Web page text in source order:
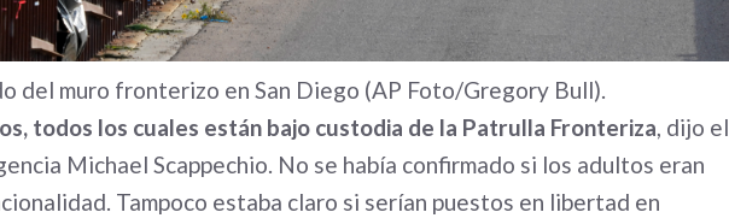
del muro fronterizo en San Diego (AP Foto/Gregory Bull).
todos los cuales están bajo custodia de la Patrulla Fronteriza, dijo el
Michael Scappechio. No se había confirmado si los adultos eran
Tampoco estaba claro si serían puestos en libertad en